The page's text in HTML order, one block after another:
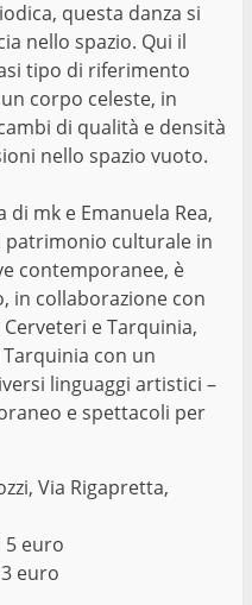
questa danza si
nello spazio. Qui il
tipo di riferimento
corpo celeste, in
di qualità e densità
nello spazio vuoto.
di mk e Emanuela Rea,
patrimonio culturale in
contemporanee, è
in collaborazione con
e Tarquinia,
con un
linguaggi artistici –
e spettacoli per
Via Rigapretta,
euro
euro